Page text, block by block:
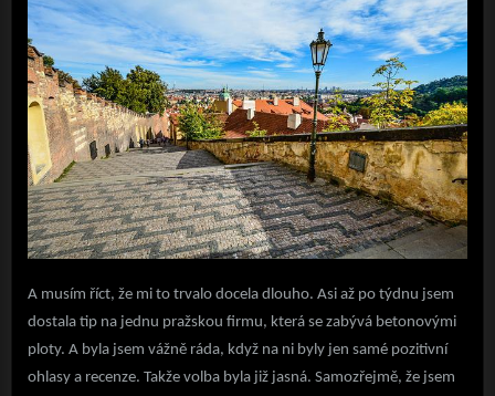
A musím říct, že mi to trvalo docela dlouho. Asi až po týdnu jsem
dostala tip na jednu pražskou firmu, která se zabývá betonovými
ploty. A byla jsem vážně ráda, když na ni byly jen samé pozitivní
ohlasy a recenze. Takže volba byla již jasná. Samozřejmě, že jsem